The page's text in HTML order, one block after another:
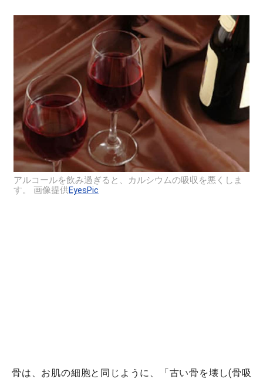
アルコールを飲み過ぎると、カルシウムの吸収を悪くしま
す。 画像提供EyesPic
骨は、お肌の細胞と同じように、「古い骨を壊し(骨吸